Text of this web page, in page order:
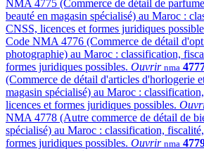
NMA 4775 (Commerce de détail de
beauté en magasin spécialisé) au Maroc :
CNSS, licences et formes juridiques
Code NMA 4776 (Commerce de détail
photographie) au Maroc : classification,
formes juridiques possibles. Ouvrir nma
(Commerce de détail d'articles d'horlogerie
magasin spécialisé) au Maroc :
licences et formes juridiques possibles.
NMA 4778 (Autre commerce de détail de
spécialisé) au Maroc : classification,
formes juridiques possibles. Ouvrir nma